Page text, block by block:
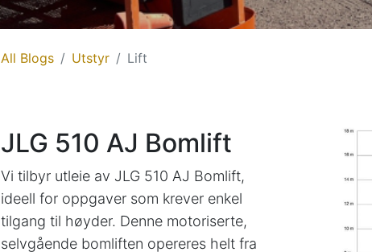
All Blogs Utstyr Lift
JLG 510 AJ Bomlift
Vi tilbyr utleie av JLG 510 AJ Bomlift,
ideell for oppgaver som krever enkel
tilgang til høyder. Denne motoriserte,
selvgående bomliften opereres helt fra